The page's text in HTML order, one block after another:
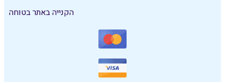
הקנייה באתר בטוחה